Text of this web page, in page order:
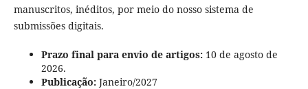
manuscritos, inéditos, por meio do nosso sistema de
submissões digitais.
Prazo final para envio de artigos:10 de agosto de
2026.
Publicação:Janeiro/2027